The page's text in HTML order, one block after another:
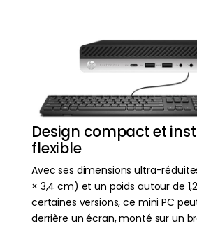
Design compact et
flexible
Avec ses dimensions ultra-réduites
× 3,4 cm) et un poids autour de
certaines versions, ce mini PC
derrière un écran, monté sur un